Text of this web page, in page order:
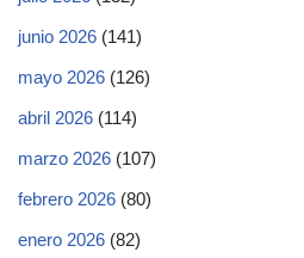
junio 2026 (141)
mayo 2026 (126)
abril 2026 (114)
marzo 2026 (107)
febrero 2026 (80)
enero 2026 (82)